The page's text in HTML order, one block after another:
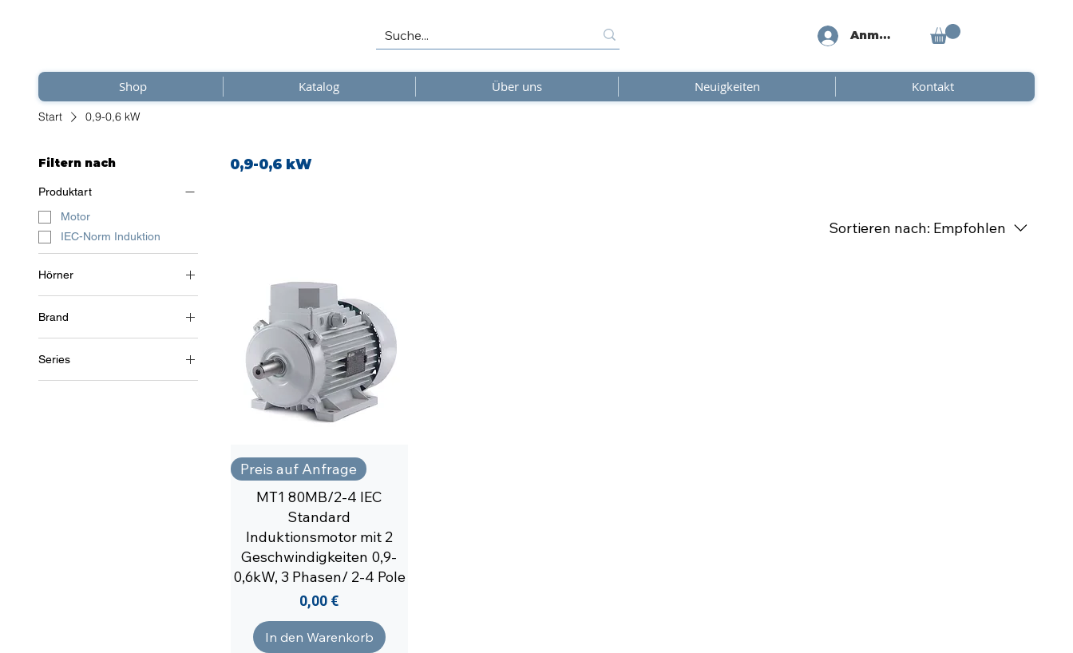
Anmelden
Shop Katalog Über uns Neuigkeiten Kontakt
Start 0,9-0,6 kW
Filtern nach
Produktart
Motor
IEC-Norm Induktion
Hörner
3~ (Drehstrom 400 V) / 50
Hz
Brand
Soga
Series
MT1/2
0,9-0,6 kW
Sortieren nach: Empfohlen
Preis auf Anfrage
MT1 80MB/2-4 IEC
Standard
Induktionsmotor mit 2
Geschwindigkeiten 0,9-
0,6kW, 3 Phasen/ 2-4 Pole
Preis
0,00 €
In den Warenkorb